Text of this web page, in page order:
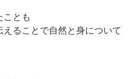
ことも
ることで自然と身について